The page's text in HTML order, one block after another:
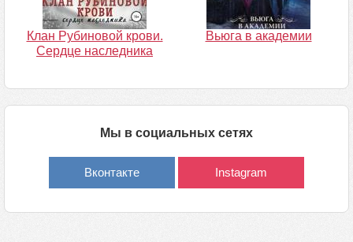
Клан Рубиновой крови.
Сердце наследника
Вьюга в академии
Мы в социальных сетях
Вконтакте Instagram